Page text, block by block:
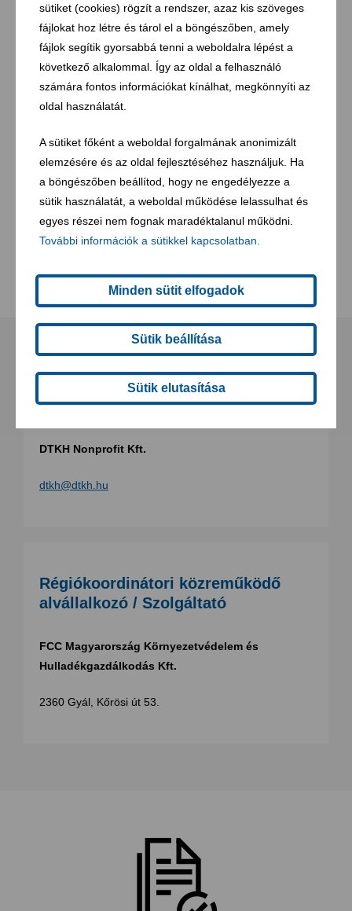
sütiket (cookies) rögzít a rendszer, azaz kis szöveges
fájlokat hoz létre és tárol el a böngészőben, amely
fájlok segítik gyorsabbá tenni a weboldalra lépést a
következő alkalommal. Így az oldal a felhasználó
számára fontos információkat kínálhat, megkönnyíti az
oldal használatát.
A sütiket főként a weboldal forgalmának anonimizált
elemzésére és az oldal fejlesztéséhez használjuk. Ha
a böngészőben beállítod, hogy ne engedélyezze a
sütik használatát, a weboldal működése lelassulhat és
egyes részei nem fognak maradéktalanul működni.
További információk a sütikkel kapcsolatban.
Minden sütit elfogadok
Sütik beállítása
Sütik elutasítása
Régiókoordinátor / Közszolgáltató
DTKH Nonprofit Kft.
dtkh@dtkh.hu
Régiókoordinátori közreműködő
alvállalkozó / Szolgáltató
FCC Magyarország Környezetvédelem és
Hulladékgazdálkodás Kft.
2360 Gyál, Kőrösi út 53.